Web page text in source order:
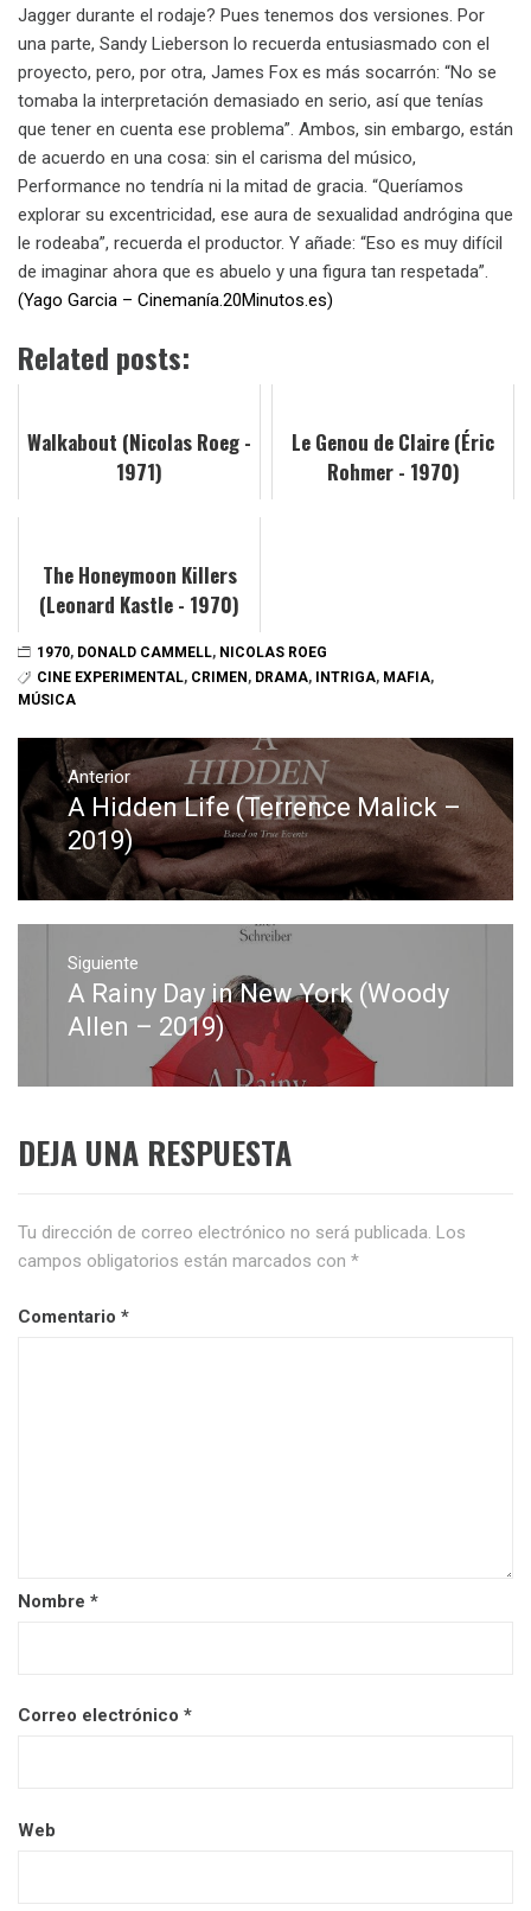
Jagger durante el rodaje? Pues tenemos dos versiones. Por
una parte, Sandy Lieberson lo recuerda entusiasmado con el
proyecto, pero, por otra, James Fox es más socarrón: “No se
tomaba la interpretación demasiado en serio, así que tenías
que tener en cuenta ese problema”. Ambos, sin embargo, están
de acuerdo en una cosa: sin el carisma del músico,
Performance no tendría ni la mitad de gracia. “Queríamos
explorar su excentricidad, ese aura de sexualidad andrógina que
le rodeaba”, recuerda el productor. Y añade: “Eso es muy difícil
de imaginar ahora que es abuelo y una figura tan respetada”.
(Yago Garcia – Cinemanía.20Minutos.es)
Related posts:
Walkabout (Nicolas Roeg -
1971)
Le Genou de Claire (Éric
Rohmer - 1970)
The Honeymoon Killers
(Leonard Kastle - 1970)
1970, DONALD CAMMELL, NICOLAS ROEG
CINE EXPERIMENTAL, CRIMEN, DRAMA, INTRIGA, MAFIA,
MÚSICA
Navegación
de
entradas
Anterior
Entrada
anterior:
A Hidden Life (Terrence Malick –
2019)
Siguiente
Entrada
siguiente:
A Rainy Day in New York (Woody
Allen – 2019)
DEJA UNA RESPUESTA
Tu dirección de correo electrónico no será publicada. Los
campos obligatorios están marcados con *
Comentario *
Nombre *
Correo electrónico *
Web